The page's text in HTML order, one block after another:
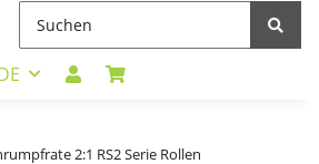
2:1 RS2 Serie Rollen